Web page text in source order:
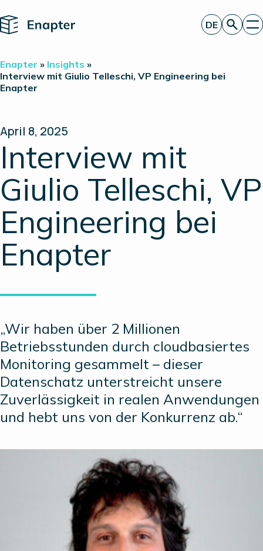
Home
Technologie
Produkte
Über uns
Insights
Investor Relations
DE
Enapter » Insights »
Interview mit Giulio Telleschi, VP Engineering bei
Enapter
April 8, 2025
Interview mit
Giulio Telleschi, VP
Engineering bei
Enapter
„Wir haben über 2 Millionen
Betriebsstunden durch cloudbasiertes
Monitoring gesammelt – dieser
Datenschatz unterstreicht unsere
Zuverlässigkeit in realen Anwendungen
und hebt uns von der Konkurrenz ab.“